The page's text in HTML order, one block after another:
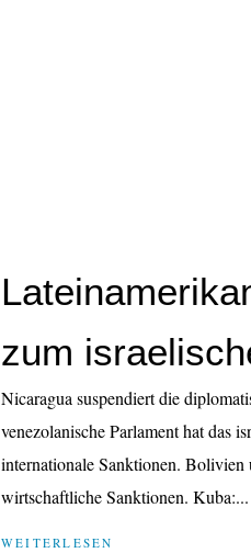
zum
Nicaragua suspendiert die
venezolanische Parlament hat das
internationale Sanktionen.
wirtschaftliche Sanktionen. Kuba:...
WEITERLESEN